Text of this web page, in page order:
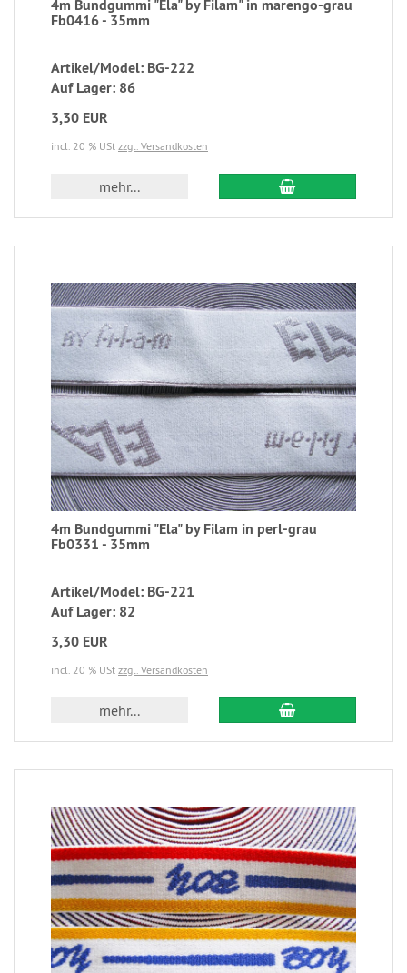
4m Bundgummi "Ela" by Filam" in marengo-grau
Fb0416 - 35mm
Artikel/Model: BG-222
Auf Lager: 86
3,30 EUR
incl. 20 % USt zzgl. Versandkosten
mehr...
4m Bundgummi "Ela" by Filam in perl-grau
Fb0331 - 35mm
Artikel/Model: BG-221
Auf Lager: 82
3,30 EUR
incl. 20 % USt zzgl. Versandkosten
mehr...